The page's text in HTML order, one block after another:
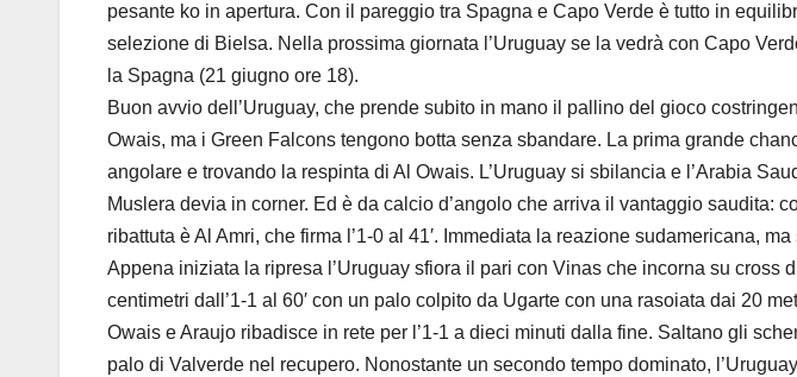
pesante ko in apertura. Con il pareggio tra Spagna e Capo Verde è tutto in
selezione di Bielsa. Nella prossima giornata l’Uruguay se la vedrà con Capo
la Spagna (21 giugno ore 18).
Buon avvio dell’Uruguay, che prende subito in mano il pallino del gioco
Owais, ma i Green Falcons tengono botta senza sbandare. La prima grande
angolare e trovando la respinta di Al Owais. L’Uruguay si sbilancia e l’Arabia
Muslera devia in corner. Ed è da calcio d’angolo che arriva il vantaggio saudita:
ribattuta è Al Amri, che firma l’1-0 al 41′. Immediata la reazione sudamericana,
Appena iniziata la ripresa l’Uruguay sfiora il pari con Vinas che incorna su
centimetri dall’1-1 al 60′ con un palo colpito da Ugarte con una rasoiata dai 20
Owais e Araujo ribadisce in rete per l’1-1 a dieci minuti dalla fine. Saltano gli
palo di Valverde nel recupero. Nonostante un secondo tempo dominato,